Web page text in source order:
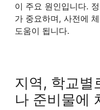
이 주요 원인입니다.
가 중요하며, 사전에
도움이 됩니다.
지역, 학교별
나 준비물에